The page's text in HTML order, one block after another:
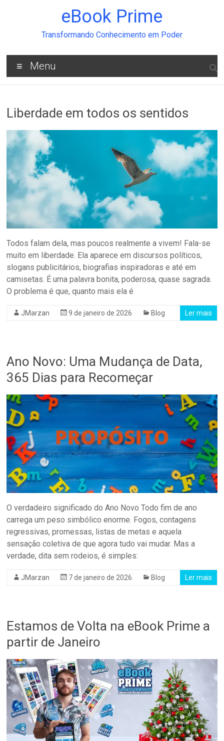
eBook Prime
Transformando Conhecimento em Poder
Menu
Liberdade em todos os sentidos
Todos falam dela, mas poucos realmente a vivem! Fala-se
muito em liberdade. Ela aparece em discursos políticos,
slogans publicitários, biografias inspiradoras e até em
camisetas. É uma palavra bonita, poderosa, quase sagrada.
O problema é que, quanto mais ela é
JMarzan 9 de janeiro de 2026 Blog Ler mais
Ano Novo: Uma Mudança de Data,
365 Dias para Recomeçar
O verdadeiro significado do Ano Novo Todo fim de ano
carrega um peso simbólico enorme. Fogos, contagens
regressivas, promessas, listas de metas e aquela
sensação coletiva de que agora tudo vai mudar. Mas a
verdade, dita sem rodeios, é simples:
JMarzan 7 de janeiro de 2026 Blog Ler mais
Estamos de Volta na eBook Prime a
partir de Janeiro